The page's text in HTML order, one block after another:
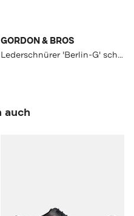
GORDON & BROS
Lederschnürer 'Berlin-G' schwarz
auch